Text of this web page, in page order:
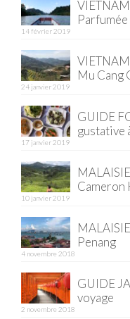
Ninh Binh
EUROPE
La Réunion
Poitou
Savoie
Allemagne
Parfumée
14 février 2019
Mu Cang
24 janvier 2019
GUIDE
gustative
17 janvier 2019
Cameron
10 janvier 2019
Penang
4 novembre 2018
GUIDE
voyage
2 novembre 2018